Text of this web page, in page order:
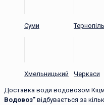
Суми Тернопіль
Хмельницький Черкаси
Доставка води водовозом
Водовоз" відбувається за